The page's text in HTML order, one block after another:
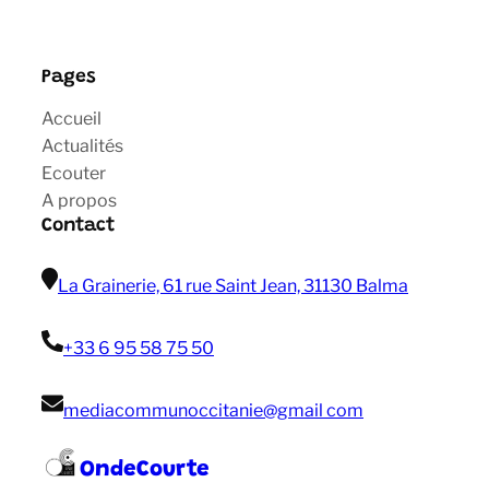
Pages
Accueil
Actualités
Ecouter
A propos
Contact
La Grainerie, 61 rue Saint Jean, 31130 Balma
+33 6 95 58 75 50
mediacommunoccitanie@gmail com
OndeCourte